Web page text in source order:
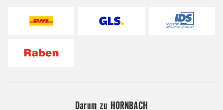
Darum zu HORNBACH